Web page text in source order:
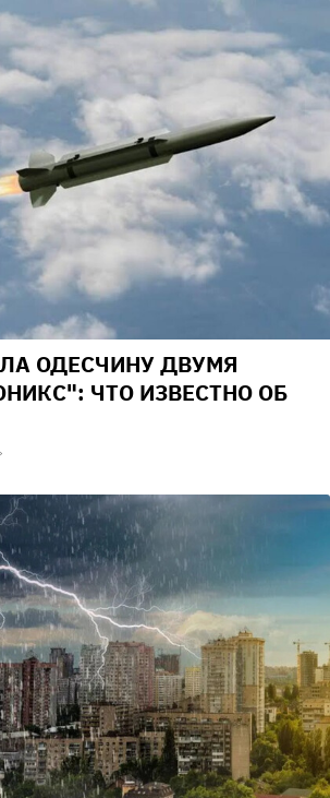
ОДЕСЧИНУ ДВУМЯ
ЧТО ИЗВЕСТНО ОБ